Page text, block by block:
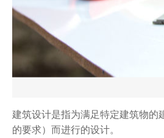
建筑设计是指为满足特定建筑物的
的要求）而进行的设计。